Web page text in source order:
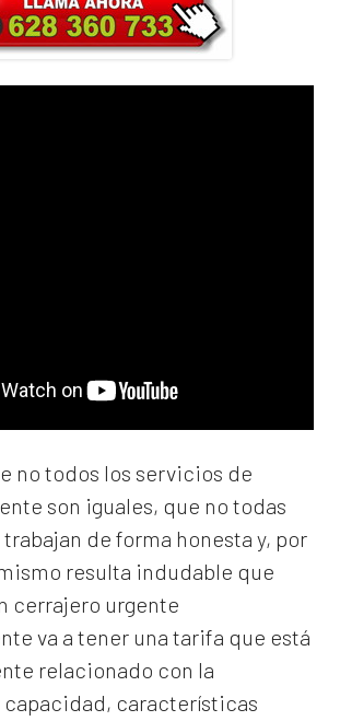
no todos los servicios de
son iguales, que no todas
de forma honesta y, por
resulta indudable que
cerrajero urgente
va a tener una tarifa que está
relacionado con la
características